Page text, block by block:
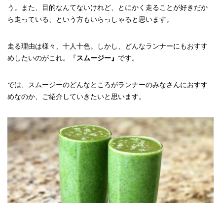
う。また、目的なんてないけれど、とにかく走ることが好きだか
ら走っている、という方もいらっしゃると思います。
走る理由は様々、十人十色。しかし、どんなランナーにもおすす
めしたいのがこれ。『スムージー』 です。
では、スムージーのどんなところがランナーのみなさんにおすす
めなのか、ご紹介していきたいと思います。